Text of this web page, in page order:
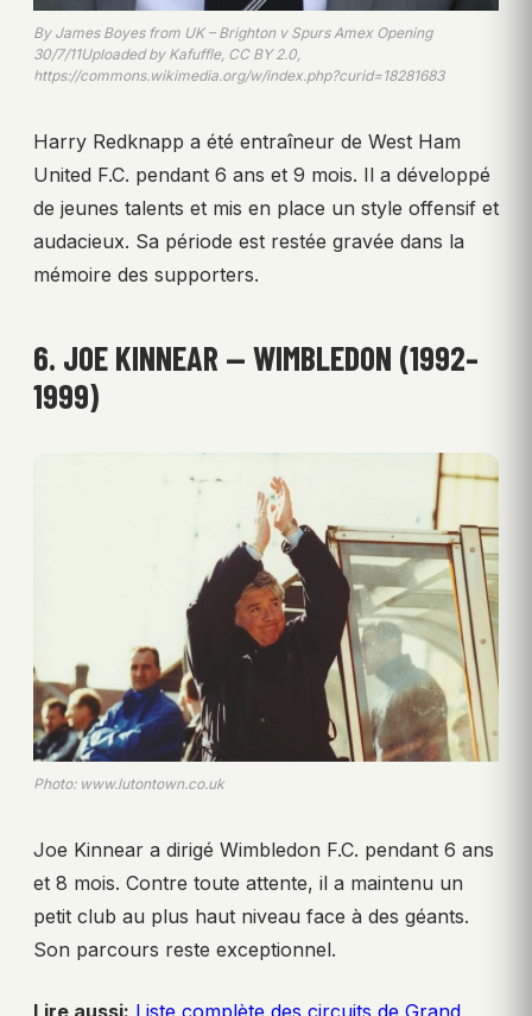
By James Boyes from UK – Brighton v Spurs Amex Opening
30/7/11Uploaded by Kafuffle, CC BY 2.0,
https://commons.wikimedia.org/w/index.php?curid=18281683
Harry Redknapp a été entraîneur de West Ham
United F.C. pendant 6 ans et 9 mois. Il a développé
de jeunes talents et mis en place un style offensif et
audacieux. Sa période est restée gravée dans la
mémoire des supporters.
6. JOE KINNEAR — WIMBLEDON (1992–
1999)
Photo: www.lutontown.co.uk
Joe Kinnear a dirigé Wimbledon F.C. pendant 6 ans
et 8 mois. Contre toute attente, il a maintenu un
petit club au plus haut niveau face à des géants.
Son parcours reste exceptionnel.
Lire aussi: Liste complète des circuits de Grand